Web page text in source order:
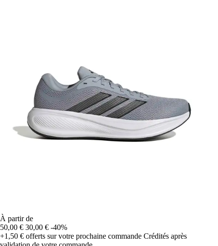
À partir de
50,00 € 30,00 € -40%
+1,50 € offerts sur votre prochaine commande Crédités après